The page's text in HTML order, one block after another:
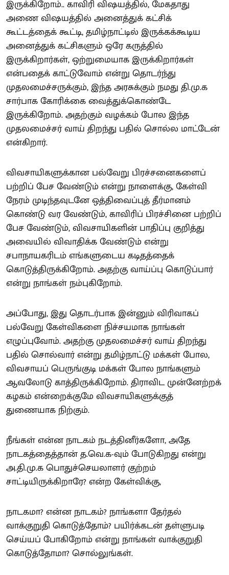
இருக்கிறோம்.. காவிரி விஷயத்தில், மேகதாது
அணை விஷயத்தில் அனைத்துக் கட்சிக்
கூட்டத்தைக் கூட்டி, தமிழ்நாட்டில் இருக்கக்கூடிய
அனைத்துக் கட்சிகளும் ஒரே கருத்தில்
இருக்கிறார்கள், ஒற்றுமையாக இருக்கிறார்கள்
என்பதைக் காட்டுவோம் என்று தொடர்ந்து
முதலமைச்சருக்கும், இந்த அரசுக்கும் நமது தி.மு.க
சார்பாக கோரிக்கை வைத்துக்கொண்டே
இருக்கிறோம். அதற்கும் வழக்கம் போல இந்த
முதலமைச்சர் வாய் திறந்து பதில் சொல்ல மாட்டேன்
என்கிறார்.
விவசாயிகளுக்கான பல்வேறு பிரச்சனைகளைப்
பற்றிப் பேச வேண்டும் என்று நாளைக்கு, கேள்வி
நேரம் முடிந்தவுடனே ஒத்திவைப்புத் தீர்மானம்
கொண்டு வர வேண்டும், காவிரிப் பிரச்சினை பற்றிப்
பேச வேண்டும், விவசாயிகளின் பாதிப்பு குறித்து
அவையில் விவாதிக்க வேண்டும் என்று
சபாநாயகரிடம் எங்களுடைய கடிதத்தைக்
கொடுத்திருக்கிறோம். அதற்கு வாய்ப்பு கொடுப்பார்
என்று நாங்கள் நம்புகிறோம்.
அப்போது, இது தொடர்பாக இன்னும் விரிவாகப்
பல்வேறு கேள்விகளை நிச்சயமாக நாங்கள்
எழுப்புவோம். அதற்கு முதலமைச்சர் வாய் திறந்து
பதில் சொல்வார் என்று தமிழ்நாட்டு மக்கள் போல,
விவசாயப் பெருங்குடி மக்கள் போல நாங்களும்
ஆவலோடு காத்திருக்கிறோம். திராவிட முன்னேற்றக்
கழகம் என்றைக்குமே விவசாயிகளுக்குத்
துணையாக நிற்கும்.
நீங்கள் என்ன நாடகம் நடத்தினீர்களோ, அதே
நாடகத்தைத்தான் த.வெ.க-வும் போடுகிறது என்று
அ.தி.மு.க பொதுச்செயலாளர் குற்றம்
சாட்டியிருக்கிறாரே? என்ற கேள்விக்கு,
நாடகமா? என்ன நாடகம்? நாங்களா தேர்தல்
வாக்குறுதி கொடுத்தோம்? பயிர்க்கடன் தள்ளுபடி
செய்யப் போகிறோம் என்று நாங்கள் வாக்குறுதி
கொடுத்தோமா? சொல்லுங்கள்.